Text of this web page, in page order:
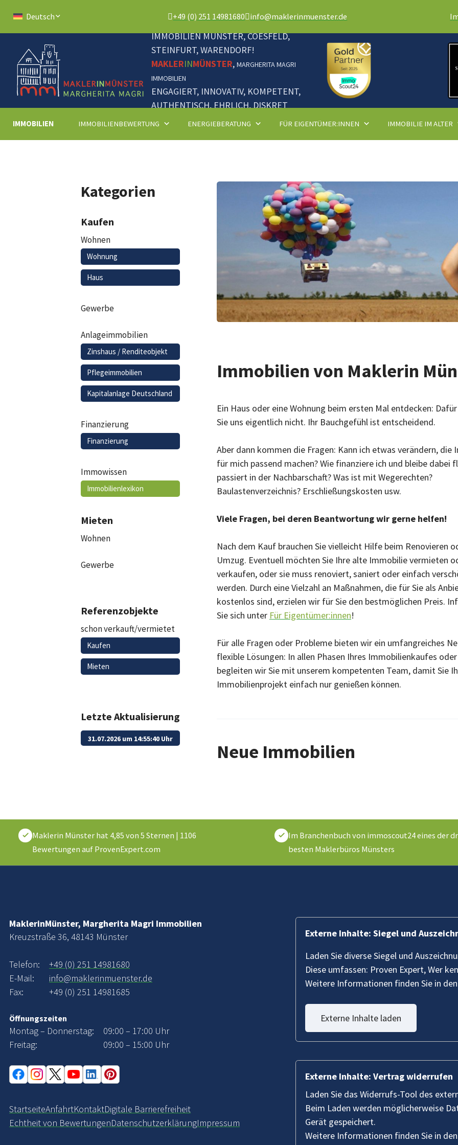
IMMOBILIEN MÜNSTER, COESFELD,
STEINFURT, WARENDORF!
MAKLERINMÜNSTER, MARGHERITA MAGRI
IMMOBILIEN
ENGAGIERT, INNOVATIV, KOMPETENT,
AUTHENTISCH, EHRLICH, DISKRET
IMMOBILIEN IMMOBILIENBEWERTUNG ENERGIEBERATUNG FÜR EIGENTÜMER:INNEN IMMOBILIE IM ALTER
Deutsch +49 (0) 251 14981680 info@maklerinmuenster.de
Kategorien
Kaufen
Wohnen
Wohnung
Haus
Gewerbe
Anlageimmobilien
Zinshaus / Renditeobjekt
Pflegeimmobilien
Kapitalanlage Deutschland
Finanzierung
Finanzierung
Immowissen
Immobilienlexikon
Mieten
Wohnen
Gewerbe
Referenzobjekte
schon verkauft/vermietet
Kaufen
Mieten
Letzte Aktualisierung
31.07.2026 um 14:55:40 Uhr
Immobilien von Maklerin
Ein Haus oder eine Wohnung beim ersten Mal entdecken:
Sie uns eigentlich nicht. Ihr Bauchgefühl ist entscheidend.
Aber dann kommen die Fragen: Kann ich etwas verändern, die
für mich passend machen? Wie finanziere ich und bleibe dabei
passiert in der Nachbarschaft? Was ist mit Wegerechten?
Baulastenverzeichnis? Erschließungskosten usw.
Viele Fragen, bei deren Beantwortung wir gerne helfen!
Nach dem Kauf brauchen Sie vielleicht Hilfe beim Renovieren
Umzug. Eventuell möchten Sie Ihre alte Immobilie vermieten
verkaufen, oder sie muss renoviert, saniert oder einfach
werden. Durch eine Vielzahl an Maßnahmen, die für Sie als
kostenlos sind, erzielen wir für Sie den bestmöglichen Preis.
Sie sich unter Für Eigentümer:innen!
Für alle Fragen oder Probleme bieten wir ein umfangreiches
flexible Lösungen: In allen Phasen Ihres Immobilienkaufes
begleiten wir Sie mit unserem kompetenten Team, damit Sie
Immobilienprojekt einfach nur genießen können.
Neue Immobilien
Maklerin Münster hat 4,85 von 5 Sternen | 1106
Bewertungen auf ProvenExpert.com
Im Branchenbuch von immoscout24 eines der
besten Maklerbüros Münsters
MaklerinMünster, Margherita Magri Immobilien
Kreuzstraße 36, 48143 Münster
Telefon:
+49 (0) 251 14981680
E-Mail:
info@maklerinmuenster.de
Fax:
+49 (0) 251 14981685
Öffnungszeiten
Montag – Donnerstag:
09:00 – 17:00 Uhr
Freitag:
09:00 – 15:00 Uhr
StartseiteAnfahrtKontaktDigitale Barrierefreiheit
Echtheit von BewertungenDatenschutzerklärungImpressum
Externe Inhalte: Siegel und
Laden Sie diverse Siegel und
Diese umfassen: Proven Expert, Wer
Weitere Informationen finden Sie in den
Externe Inhalte laden
Externe Inhalte: Vertrag widerrufen
Laden Sie das Widerrufs-Tool des
Beim Laden werden möglicherweise
Gerät gespeichert.
Weitere Informationen finden Sie in den